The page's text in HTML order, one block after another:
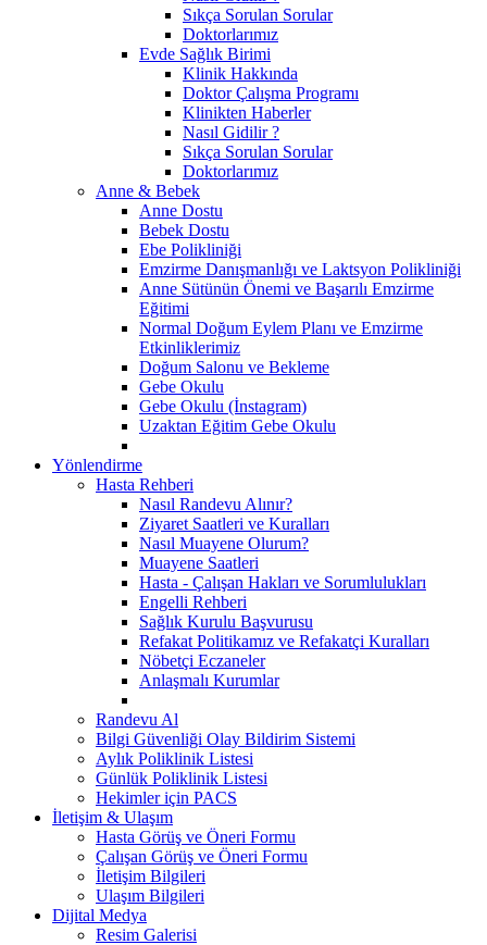
Sıkça Sorulan Sorular
Doktorlarımız
Evde Sağlık Birimi
Klinik Hakkında
Doktor Çalışma Programı
Klinikten Haberler
Nasıl Gidilir ?
Sıkça Sorulan Sorular
Doktorlarımız
Anne & Bebek
Anne Dostu
Bebek Dostu
Ebe Polikliniği
Emzirme Danışmanlığı ve Laktsyon Polikliniği
Anne Sütünün Önemi ve Başarılı Emzirme
Eğitimi
Normal Doğum Eylem Planı ve Emzirme
Etkinliklerimiz
Doğum Salonu ve Bekleme
Gebe Okulu
Gebe Okulu (İnstagram)
Uzaktan Eğitim Gebe Okulu
Yönlendirme
Hasta Rehberi
Nasıl Randevu Alınır?
Ziyaret Saatleri ve Kuralları
Nasıl Muayene Olurum?
Muayene Saatleri
Hasta - Çalışan Hakları ve Sorumlulukları
Engelli Rehberi
Sağlık Kurulu Başvurusu
Refakat Politikamız ve Refakatçi Kuralları
Nöbetçi Eczaneler
Anlaşmalı Kurumlar
Randevu Al
Bilgi Güvenliği Olay Bildirim Sistemi
Aylık Poliklinik Listesi
Günlük Poliklinik Listesi
Hekimler için PACS
İletişim & Ulaşım
Hasta Görüş ve Öneri Formu
Çalışan Görüş ve Öneri Formu
İletişim Bilgileri
Ulaşım Bilgileri
Dijital Medya
Resim Galerisi